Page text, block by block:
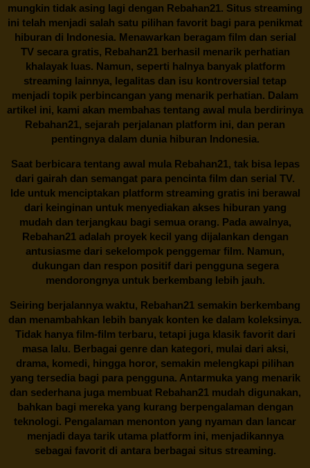
mungkin tidak asing lagi dengan Rebahan21. Situs streaming
ini telah menjadi salah satu pilihan favorit bagi para penikmat
hiburan di Indonesia. Menawarkan beragam film dan serial
TV secara gratis, Rebahan21berhasil menarik perhatian
khalayak luas. Namun, seperti halnya banyak platform
streaming lainnya, legalitas dan isu kontroversial tetap
menjadi topik perbincangan yang menarik perhatian. Dalam
artikel ini, kami akan membahas tentang awal mula berdirinya
Rebahan21, sejarah perjalanan platform ini, dan peran
pentingnya dalam dunia hiburan Indonesia.
Saat berbicara tentang awal mula Rebahan21, tak bisa lepas
dari gairah dan semangat para pencinta film dan serial TV.
Ide untuk menciptakan platform streaming gratis ini berawal
dari keinginan untuk menyediakan akses hiburan yang
mudah dan terjangkau bagi semua orang. Pada awalnya,
Rebahan21 adalah proyek kecil yang dijalankan dengan
antusiasme dari sekelompok penggemar film. Namun,
dukungan dan respon positif dari pengguna segera
mendorongnya untuk berkembang lebih jauh.
Seiring berjalannya waktu, Rebahan21 semakin berkembang
dan menambahkan lebih banyak konten ke dalam koleksinya.
Tidak hanya film-film terbaru, tetapi juga klasik favorit dari
masa lalu. Berbagai genre dan kategori, mulai dari aksi,
drama, komedi, hingga horor, semakin melengkapi pilihan
yang tersedia bagi para pengguna. Antarmuka yang menarik
dan sederhana juga membuatRebahan21mudah digunakan,
bahkan bagi mereka yang kurang berpengalaman dengan
teknologi. Pengalaman menonton yang nyaman dan lancar
menjadi daya tarik utama platform ini, menjadikannya
sebagai favorit di antara berbagai situs streaming.